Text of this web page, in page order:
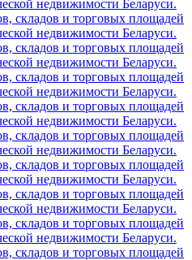
недвижимости Беларуси.
складов и торговых площадей
недвижимости Беларуси.
складов и торговых площадей
недвижимости Беларуси.
складов и торговых площадей
недвижимости Беларуси.
складов и торговых площадей
недвижимости Беларуси.
складов и торговых площадей
недвижимости Беларуси.
складов и торговых площадей
недвижимости Беларуси.
складов и торговых площадей
недвижимости Беларуси.
складов и торговых площадей
недвижимости Беларуси.
складов и торговых площадей